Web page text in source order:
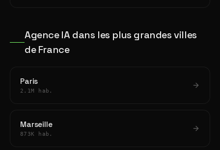
Agence IA dans les plus grandes villes
de France
Paris
2.1M hab.
Marseille
873K hab.